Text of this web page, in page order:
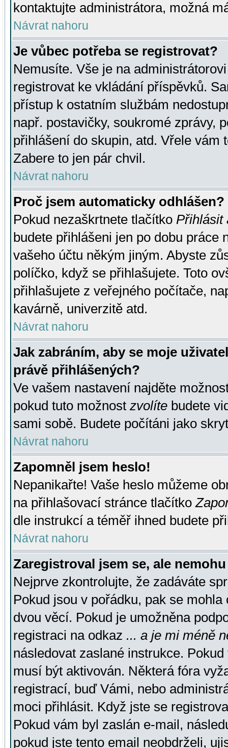
kontaktujte administrátora, možná
Návrat nahoru
Je vůbec potřeba se registrovat?
Nemusíte. Vše je na
registrovat ke vkládání příspěvků.
přístup k ostatním službám
např. postavičky, soukromé zprávy,
přihlášení do skupin, atd. Vřele vám
Zabere to jen pár chvil.
Návrat nahoru
Proč jsem automaticky odhlášen?
Pokud nezaškrtnete tlačítko Přihlásit
budete přihlášeni jen po dobu práce
vašeho účtu někým jiným. Abyste
políčko, když se přihlašujete. Toto
přihlašujete z veřejného počítače,
kavárně, univerzitě atd.
Návrat nahoru
Jak zabráním, aby se moje
právě přihlášených?
Ve vašem nastavení najděte
pokud tuto možnost zvolíte budete
sami sobě. Budete počítáni jako
Návrat nahoru
Zapomněl jsem heslo!
Nepanikařte! Vaše heslo můžeme
na přihlašovací stránce tlačítko
dle instrukcí a téměř ihned budete
Návrat nahoru
Zaregistroval jsem se, ale
Nejprve zkontrolujte, že zadáváte
Pokud jsou v pořádku, pak se
dvou věcí. Pokud je umožněna
registraci na odkaz ... a je mi méně
následovat zaslané instrukce.
musí být aktivován. Některá fóra
registrací, buď Vámi, nebo
moci přihlásit. Když jste se
Pokud vám byl zaslán e-mail,
pokud jste tento email neobdrželi,